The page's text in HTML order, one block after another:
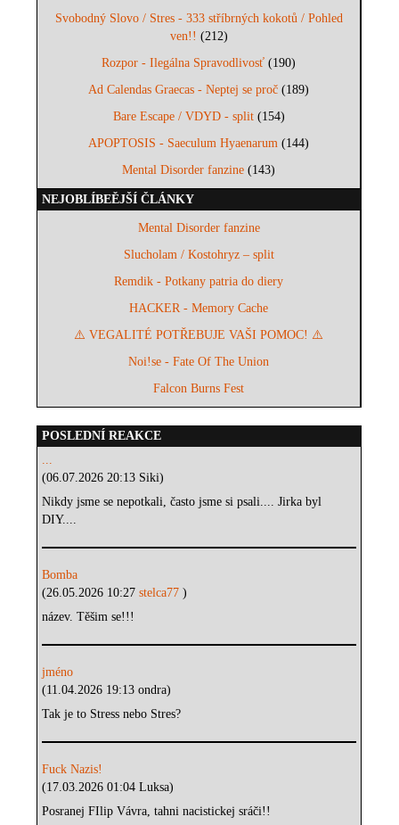
Svobodný Slovo / Stres - 333 stříbrných kokotů / Pohled
ven!! (212)
Rozpor - Ilegálna Spravodlivosť (190)
Ad Calendas Graecas - Neptej se proč (189)
Bare Escape / VDYD - split(154)
APOPTOSIS - Saeculum Hyaenarum (144)
Mental Disorder fanzine (143)
NEJOBLÍBEĚJŠÍ ČLÁNKY
Mental Disorder fanzine
Slucholam / Kostohryz – split
Remdik - Potkany patria do diery
HACKER - Memory Cache
⚠️ VEGALITÉ POTŘEBUJE VAŠI POMOC! ⚠️
Noi!se - Fate Of The Union
Falcon Burns Fest
POSLEDNÍ REAKCE
...
(06.07.2026 20:13 Siki)
Nikdy jsme se nepotkali, často jsme si psali.... Jirka byl
DIY....
Bomba
(26.05.2026 10:27stelca77)
název. Těšim se!!!
jméno
(11.04.2026 19:13 ondra)
Tak je to Stress nebo Stres?
Fuck Nazis!
(17.03.2026 01:04 Luksa)
Posranej FIlip Vávra, tahni nacistickej sráči!!